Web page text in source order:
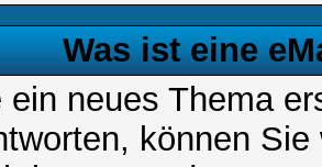
Was ist eine
ein neues Thema
können